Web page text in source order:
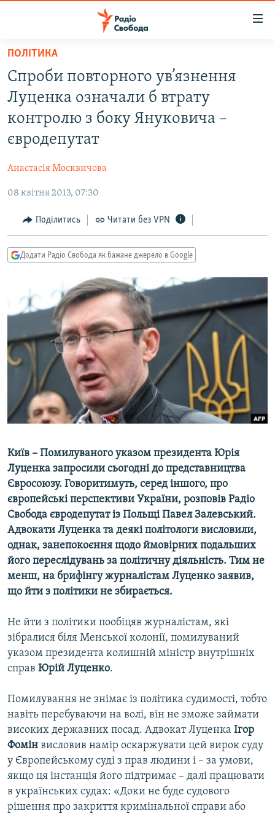
Перейти
основного
матеріалу
Перейти
до
основної
Перейти
до
РАДІО СВОБОДА – 70 РОКІВ
ВСЕ ЗА ДОБУ
СТАТТІ
КУЛЬТУРА
СПОРТ
СВІТ
КРИМ.РЕАЛІЇ
ТИ ЯК?
КИТАЙ.ВИКЛИКИ
МУЛЬТИМЕДІА
ФОТО
СПЕЦПРОЄКТИ
ПОДКАСТИ
КРИМ РЕАЛІЇ
РУС
УКР
КТАТ
ДОЛУЧАЙСЯ!
Усі сайти RFE/RL
ПОЛІТИКА
Спроби повторного ув’язнення
Луценка означали б втрату
контролю з боку Януковича –
євродепутат
Анастасія Москвичова
08 квітня 2013, 07:30
Поділитись Читати без VPN
Додати Радіо Свобода як бажане джерело в Google
Київ – Помилуваного указом президента Юрія
Луценка запросили сьогодні до представництва
Євросоюзу. Говоритимуть, серед іншого, про
європейські перспективи України, розповів Радіо
Свобода євродепутат із Польщі Павел Залевський.
Адвокати Луценка та деякі політологи висловили,
однак, занепокоєння щодо ймовірних подальших
його переслідувань за політичну діяльність. Тим не
менш, на брифінгу журналістам Луценко заявив,
що йти з політики не збирається.
Не йти з політики пообіцяв журналістам, які
зібралися біля Менської колонії, помилуваний
указом президента колишній міністр внутрішніх
справ Юрій Луценко.
Помилування не знімає із політика судимості, тобто
навіть перебуваючи на волі, він не зможе займати
високих державних посад. Адвокат Луценка Ігор
Фомін висловив намір оскаржувати цей вирок суду
у Європейському суді з прав людини і – за умови,
якщо ця інстанція його підтримає – далі працювати
в українських судах: «Доки не буде судового
рішення про закриття кримінальної справи або